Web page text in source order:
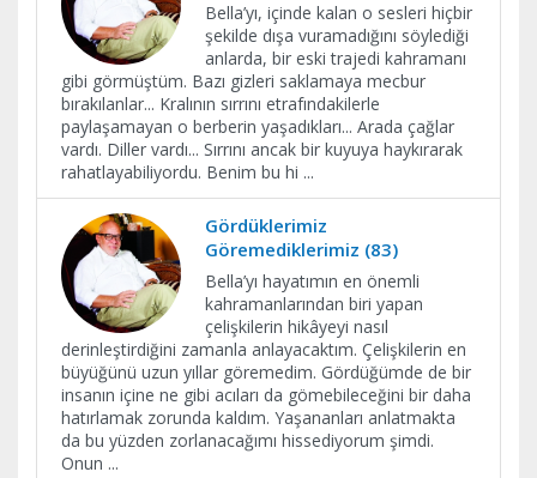
Bella’yı, içinde kalan o sesleri hiçbir
şekilde dışa vuramadığını söylediği
anlarda, bir eski trajedi kahramanı
gibi görmüştüm. Bazı gizleri saklamaya mecbur
bırakılanlar... Kralının sırrını etrafındakilerle
paylaşamayan o berberin yaşadıkları... Arada çağlar
vardı. Diller vardı... Sırrını ancak bir kuyuya haykırarak
rahatlayabiliyordu. Benim bu hi ...
Gördüklerimiz
Göremediklerimiz (83)
Bella’yı hayatımın en önemli
kahramanlarından biri yapan
çelişkilerin hikâyeyi nasıl
derinleştirdiğini zamanla anlayacaktım. Çelişkilerin en
büyüğünü uzun yıllar göremedim. Gördüğümde de bir
insanın içine ne gibi acıları da gömebileceğini bir daha
hatırlamak zorunda kaldım. Yaşananları anlatmakta
da bu yüzden zorlanacağımı hissediyorum şimdi.
Onun ...